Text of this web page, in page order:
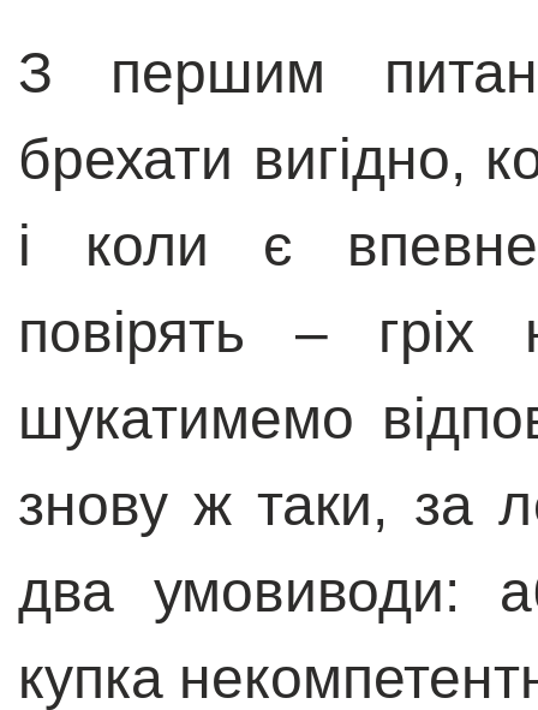
З першим
брехати вигідно,
і коли є
повірять – гріх
шукатимемо
знову ж таки, за
два умовиводи:
купка